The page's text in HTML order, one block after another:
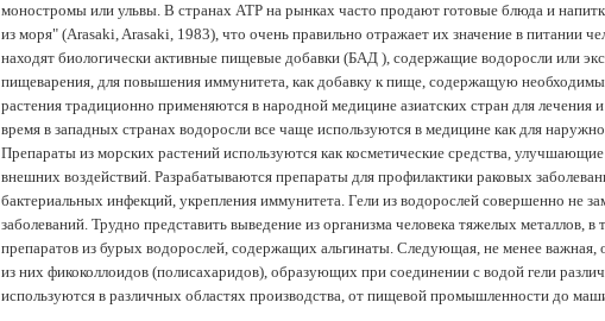
моностромы или ульвы. В странах АТР на рынках часто продают готовые блюда и
из моря" (Arasaki, Arasaki, 1983), что очень правильно отражает их значение в питании
находят биологически активные пищевые добавки (БАД ), содержащие водоросли или
пищеварения, для повышения иммунитета, как добавку к пище, содержащую
растения традиционно применяются в народной медицине азиатских стран для лечения
время в западных странах водоросли все чаще используются в медицине как для
Препараты из морских растений используются как косметические средства,
внешних воздействий. Разрабатываются препараты для профилактики раковых
бактериальных инфекций, укрепления иммунитета. Гели из водорослей совершенно не
заболеваний. Трудно представить выведение из организма человека тяжелых металлов,
препаратов из бурых водорослей, содержащих альгинаты. Следующая, не менее важная,
из них фикоколлоидов (полисахаридов), образующих при соединении с водой гели
используются в различных областях производства, от пищевой промышленности до